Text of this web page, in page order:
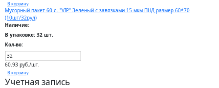
В корзину
Мусорный пакет 60 л. "VIP" Зеленый с завязками 15 мкм ПНД размер 60*70
(10шт/32рул)
Наличие:
В упаковке: 32 шт.
Кол-во:
60.93 руб./шт.
В корзину
Учетная запись